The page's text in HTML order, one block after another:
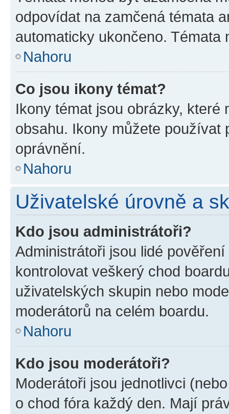
odpovídat na zamčená témata
automaticky ukončeno.
Nahoru
Co jsou ikony témat?
Ikony témat jsou obrázky,
obsahu. Ikony můžete používat
oprávnění.
Nahoru
Uživatelské úrovně a
Kdo jsou administrátoři?
Administrátoři jsou lidé
kontrolovat veškerý chod
uživatelských skupin nebo
moderátorů na celém boardu.
Nahoru
Kdo jsou moderátoři?
Moderátoři jsou jednotlivci
o chod fóra každý den. Mají